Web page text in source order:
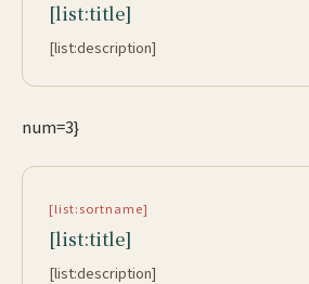
[list:title]
[list:description]
num=3}
[list:sortname]
[list:title]
[list:description]